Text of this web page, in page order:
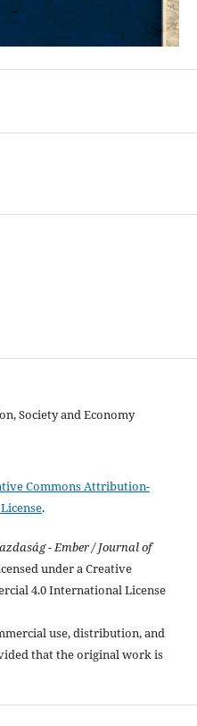
Society and Economy
Commons Attribution-
.
- Ember / Journal of
under a Creative
4.0 International License
use, distribution, and
that the original work is